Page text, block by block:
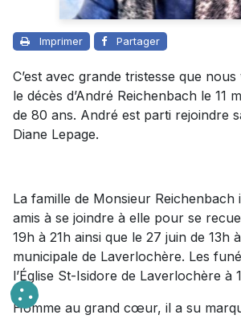
Imprimer Partager
C’est avec grande tristesse que
le décès d’André Reichenbach le 11
de 80 ans. André est parti rejoindre
Diane Lepage.
La famille de Monsieur Reichenbach
amis à se joindre à elle pour se
19h à 21h ainsi que le 27 juin de 13h
municipale de Laverlochère. Les
l’Église St-Isidore de Laverlochère à
Homme au grand cœur, il a su